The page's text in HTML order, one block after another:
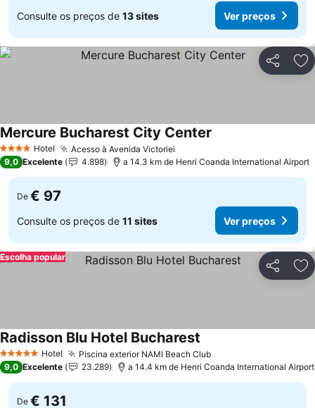
Consulte os preços de 13 sites Ver preços
Partilhar
4 EstrelasHotel Acesso à Avenida Victoriei
Mercure Bucharest City Center
9,0 Excelente 4.898 a 14.3 km de Henri Coanda International Airport
De € 97
Consulte os preços de 11 sites Ver preços
Partilhar
Escolha popular
5 Estrelas Hotel Piscina exterior NAMI Beach Club
Radisson Blu Hotel Bucharest
9,0 Excelente 23.289 a 14.4 km de Henri Coanda International Airport
De € 131